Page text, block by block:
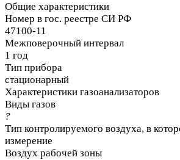
Общие характеристики
Номер в гос. реестре СИ РФ
47100-11
Межповерочный интервал
1 год
Тип прибора
стационарный
Характеристики газоанализаторов
Виды газов
?
Тип контролируемого воздуха, в
измерение
Воздух рабочей зоны